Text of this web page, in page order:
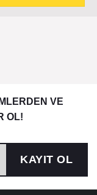
VE
OL!
KAYIT OL